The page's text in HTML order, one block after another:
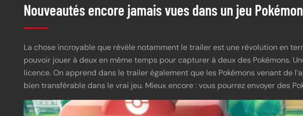
Nouveautés encore jamais vues dans un jeu Pokémon
La chose incroyable que révèle notamment le trailer est une révolution en
pouvoir jouer à deux en même temps pour capturer à deux des Pokémons.
licence. On apprend dans le trailer également que les Pokémons venant de
bien transférable dans le vrai jeu. Mieux encore : vous pourrez envoyer des